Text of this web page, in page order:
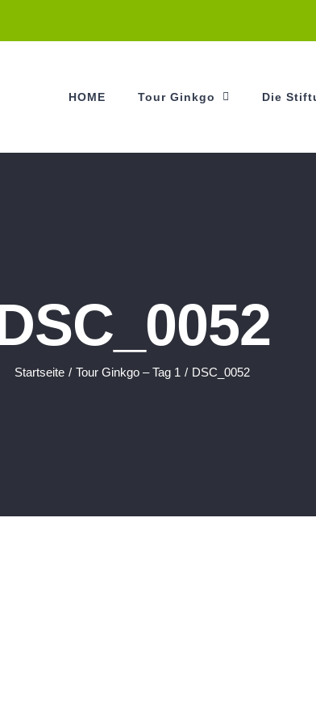
HOME Tour Ginkgo Die
Startseite / Tour Ginkgo – Tag 1 / DSC_0052